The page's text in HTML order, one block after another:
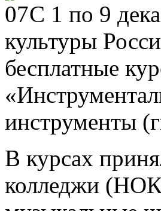
С 1 по 9
культуры
бесплатные
инструменты
В курсах
колледжи